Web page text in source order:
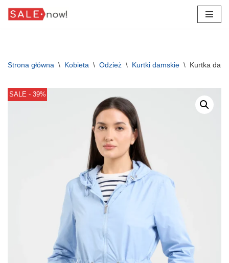
Strona główna \ Kobieta \ Odzież \ Kurtki damskie \ Kurtka
SALE - 39%